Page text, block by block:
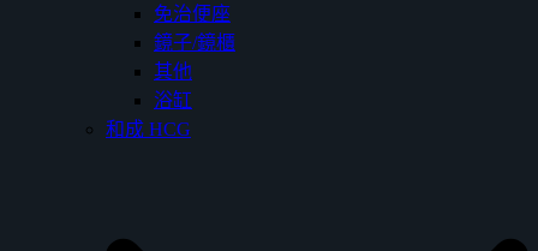
免治便座
鏡子/鏡櫃
其他
浴缸
和成 HCG